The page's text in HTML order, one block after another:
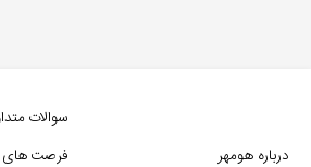
درباره هومهر
سوالات
فرصت های